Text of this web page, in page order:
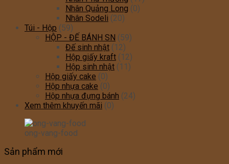
Nhân Quảng Long (0)
Nhân Sodeli (20)
Túi - Hộp (59)
HỘP - ĐẾ BÁNH SN (59)
Đế sinh nhật (12)
Hộp giấy kraft (12)
Hộp sinh nhật (11)
Hộp giấy cake (0)
Hộp nhựa cake (0)
Hộp nhựa đựng bánh (24)
Xem thêm khuyến mãi (0)
ong-vang-food
Sản phẩm mới